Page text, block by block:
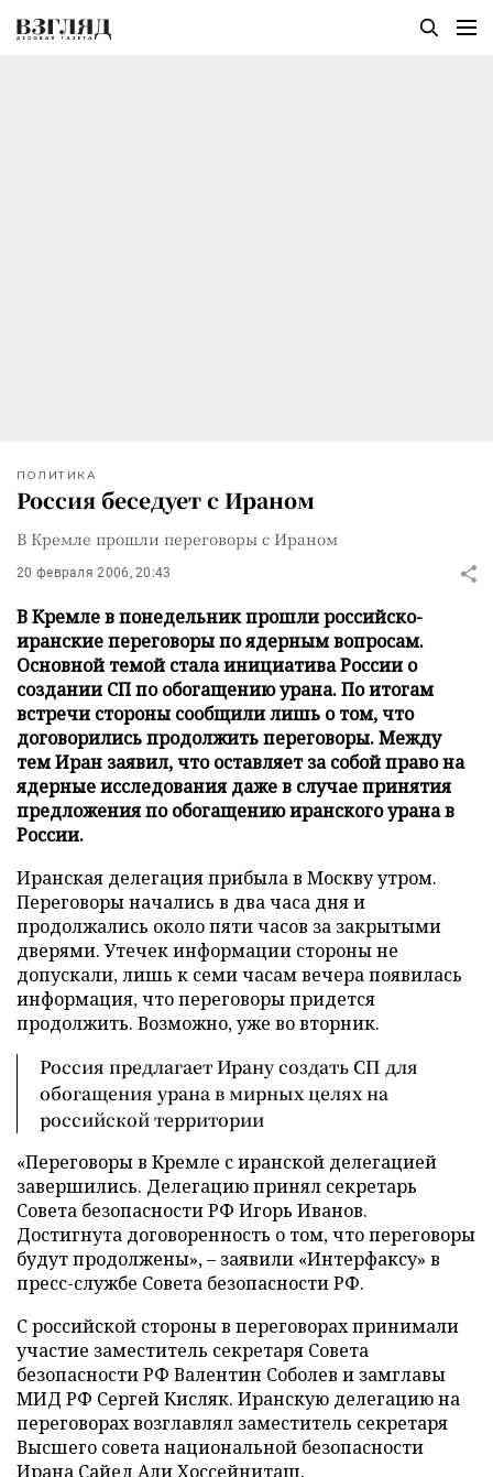
ПОЛИТИКА
Россия беседует с Ираном
В Кремле прошли переговоры с Ираном
20 февраля 2006, 20:43
В Кремле в понедельник прошли российско-
иранские переговоры по ядерным вопросам.
Основной темой стала инициатива России о
создании СП по обогащению урана. По итогам
встречи стороны сообщили лишь о том, что
договорились продолжить переговоры. Между
тем Иран заявил, что оставляет за собой право на
ядерные исследования даже в случае принятия
предложения по обогащению иранского урана в
России.
Иранская делегация прибыла в Москву утром.
Переговоры начались в два часа дня и
продолжались около пяти часов за закрытыми
дверями. Утечек информации стороны не
допускали, лишь к семи часам вечера появилась
информация, что переговоры придется
продолжить. Возможно, уже во вторник.
Россия предлагает Ирану создать СП для
обогащения урана в мирных целях на
российской территории
«Переговоры в Кремле с иранской делегацией
завершились. Делегацию принял секретарь
Совета безопасности РФ Игорь Иванов.
Достигнута договоренность о том, что переговоры
будут продолжены», – заявили «Интерфаксу» в
пресс-службе Совета безопасности РФ.
С российской стороны в переговорах принимали
участие заместитель секретаря Совета
безопасности РФ Валентин Соболев и замглавы
МИД РФ Сергей Кисляк. Иранскую делегацию на
переговорах возглавлял заместитель секретаря
Высшего совета национальной безопасности
Ирана Сайед Али Хоссейниташ.